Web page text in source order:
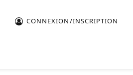
CONNEXION/INSCRIPTION